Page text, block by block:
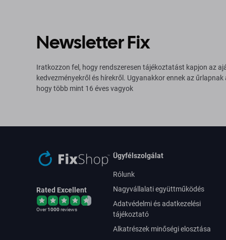
Newsletter Fix
Iratkozzon fel, hogy rendszeresen tájékoztatást kapjon az
kedvezményekről és hírekről. Ugyanakkor ennek az
hogy több mint 16 éves vagyok
Rated Excellent
Over1000reviews
Ügyfélszolgálat
Rólunk
Nagyvállalati együttműködés
Adatvédelmi és adatkezelési
tájékoztató
Alkatrészek minőségi elosztása